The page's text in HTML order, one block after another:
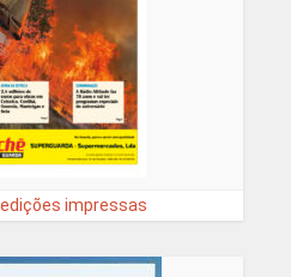
impressas